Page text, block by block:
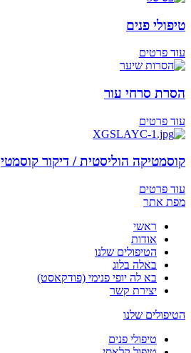
טיפולי פנים
עוד פרטים
הסרת סרחי עור
עוד פרטים
קוסמטיקה הוליסטית / דיקור קוסמטי
עוד פרטים
מפת אתר
ראשי
אודות
הטיפולים שלנו
באלה בלוג
בא לה יופי פנימי (פודקאסט)
יצירת קשר
הטיפולים שלנו
טיפולי פנים